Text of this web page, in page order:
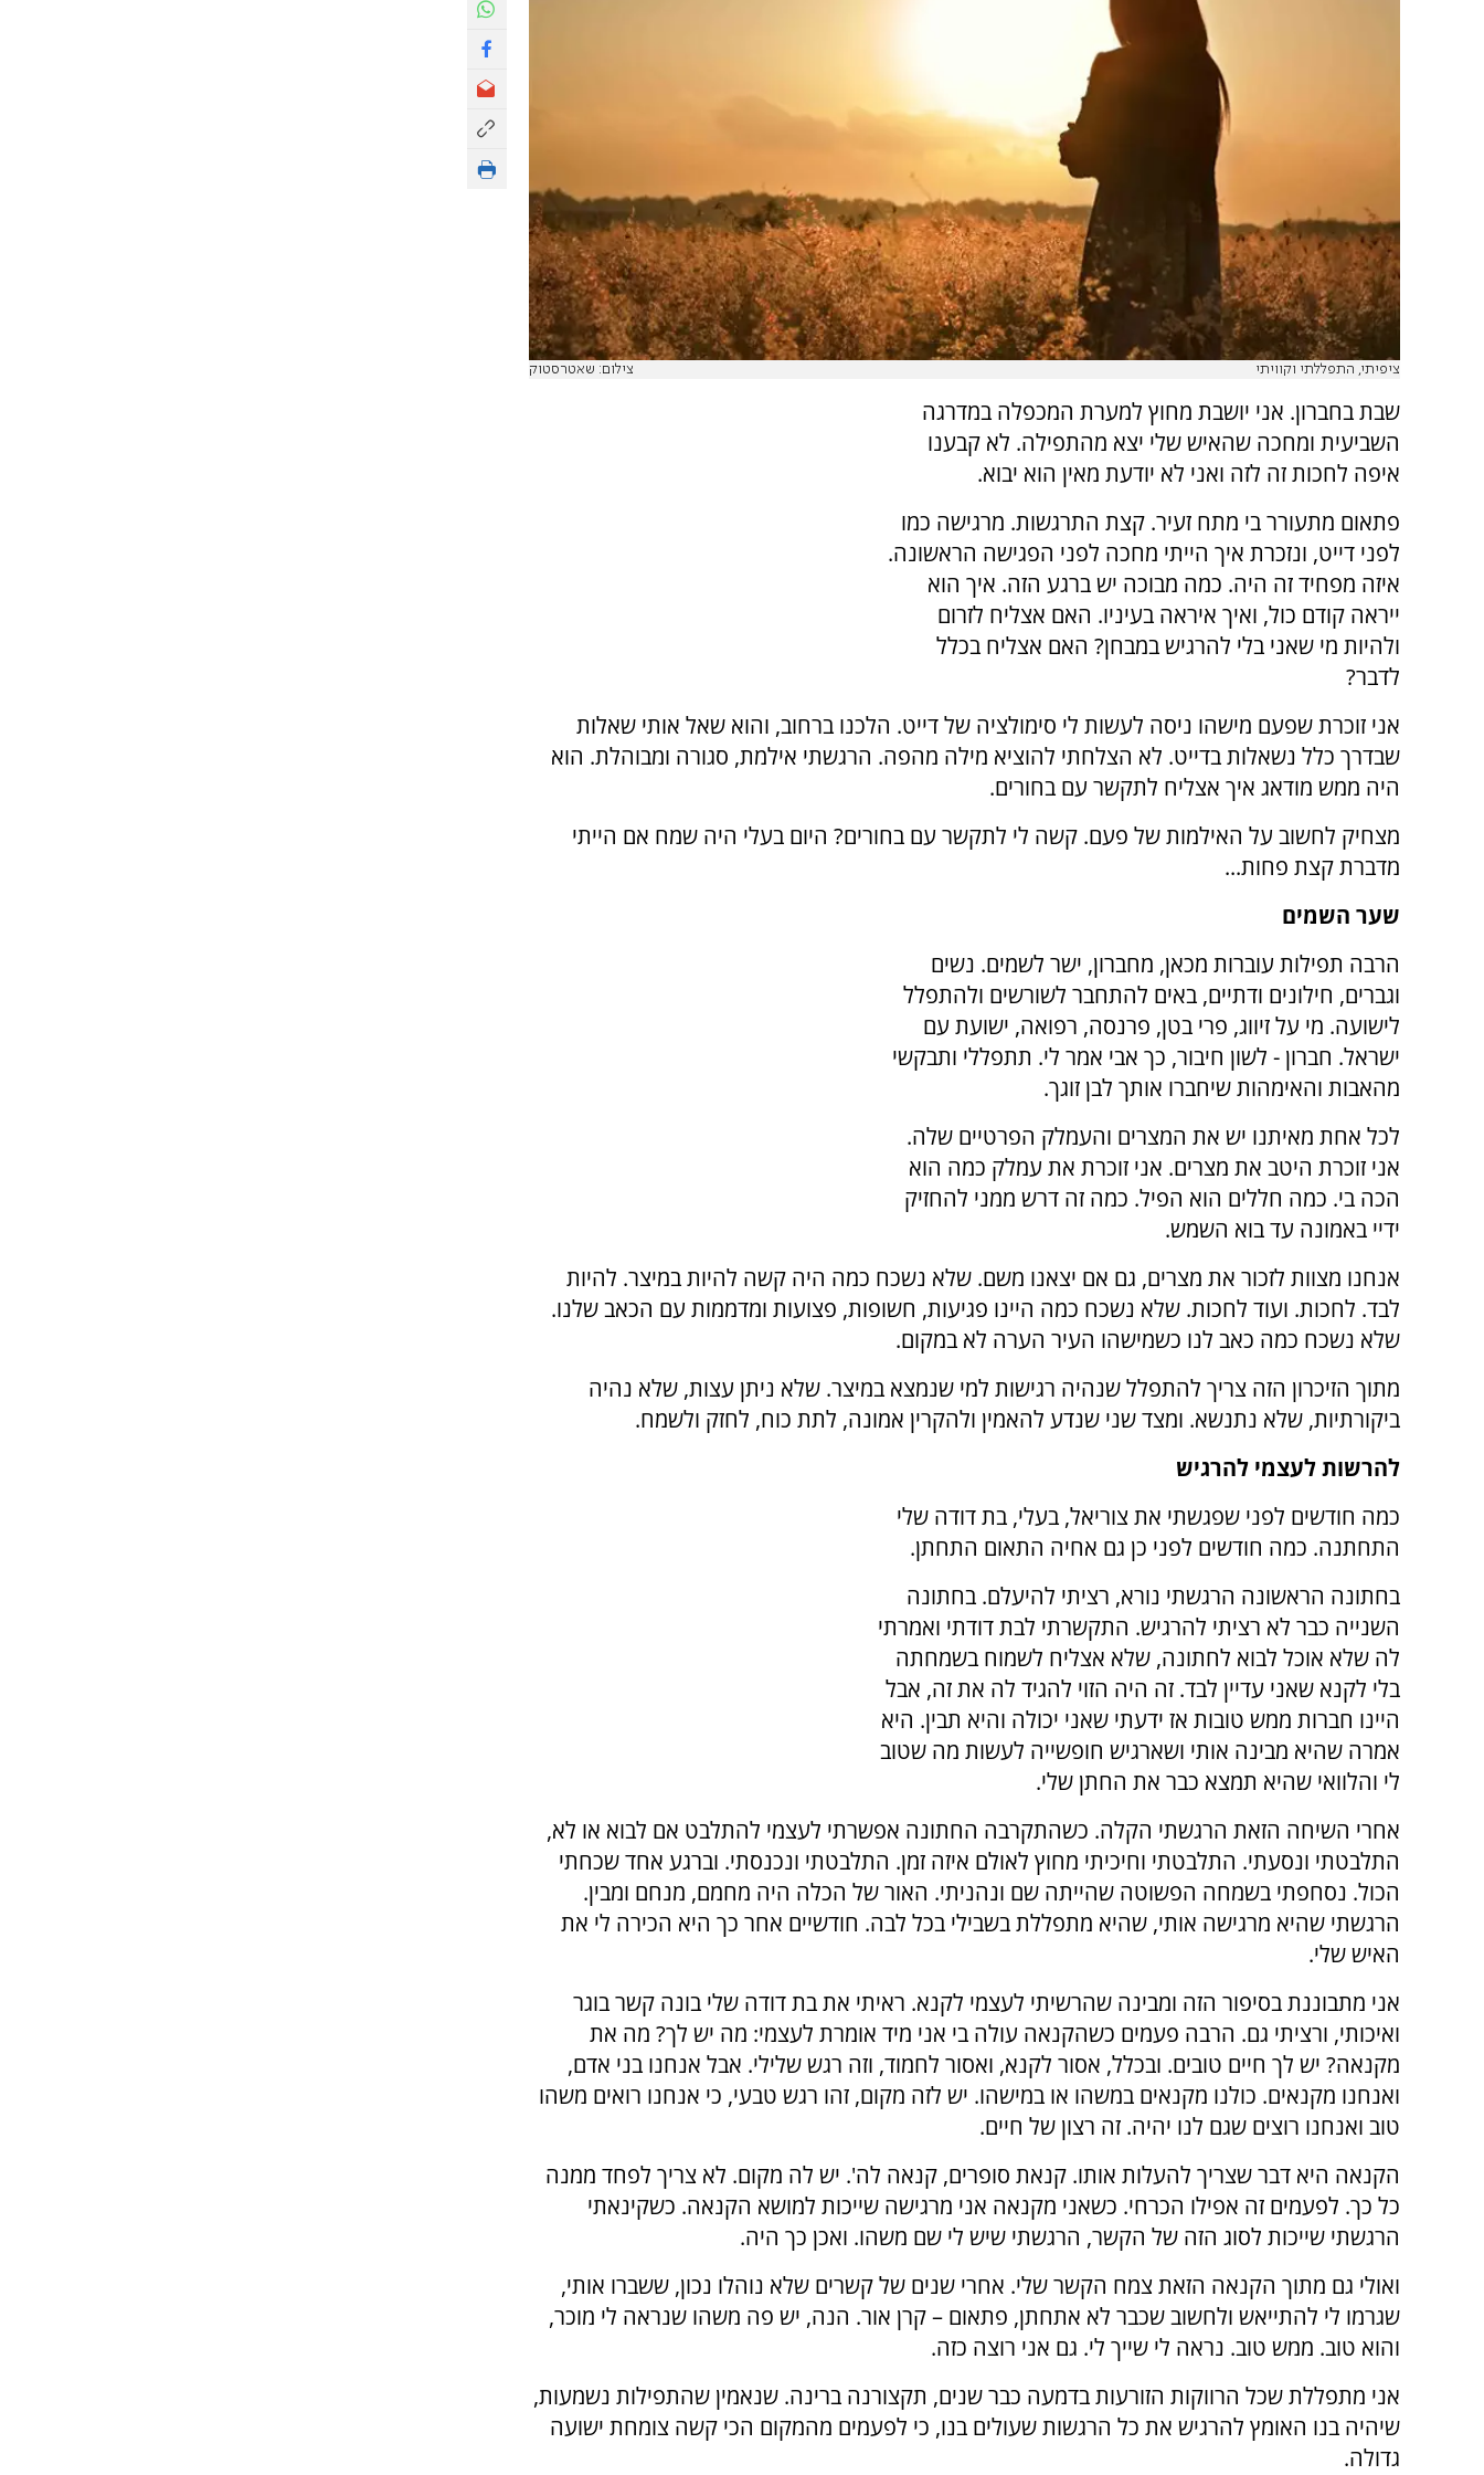
ציפיתי, התפללתי וקוויתי צילום: שאטרסטוק
שבת בחברון. אני יושבת מחוץ למערת המכפלה במדרגה
השביעית ומחכה שהאיש שלי יצא מהתפילה. לא קבענו
איפה לחכות זה לזה ואני לא יודעת מאין הוא יבוא.
פתאום מתעורר בי מתח זעיר. קצת התרגשות. מרגישה כמו
לפני דייט, ונזכרת איך הייתי מחכה לפני הפגישה הראשונה.
איזה מפחיד זה היה. כמה מבוכה יש ברגע הזה. איך הוא
ייראה קודם כול, ואיך איראה בעיניו. האם אצליח לזרום
ולהיות מי שאני בלי להרגיש במבחן? האם אצליח בכלל
לדבר?
אני זוכרת שפעם מישהו ניסה לעשות לי סימולציה של דייט. הלכנו ברחוב, והוא שאל אותי שאלות
שבדרך כלל נשאלות בדייט. לא הצלחתי להוציא מילה מהפה. הרגשתי אילמת, סגורה ומבוהלת. הוא
היה ממש מודאג איך אצליח לתקשר עם בחורים.
מצחיק לחשוב על האילמות של פעם. קשה לי לתקשר עם בחורים? היום בעלי היה שמח אם הייתי
מדברת קצת פחות...
שער השמים
הרבה תפילות עוברות מכאן, מחברון, ישר לשמים. נשים
וגברים, חילונים ודתיים, באים להתחבר לשורשים ולהתפלל
לישועה. מי על זיווג, פרי בטן, פרנסה, רפואה, ישועת עם
ישראל. חברון - לשון חיבור, כך אבי אמר לי. תתפללי ותבקשי
מהאבות והאימהות שיחברו אותך לבן זוגך.
לכל אחת מאיתנו יש את המצרים והעמלק הפרטיים שלה.
אני זוכרת היטב את מצרים. אני זוכרת את עמלק כמה הוא
הכה בי. כמה חללים הוא הפיל. כמה זה דרש ממני להחזיק
ידיי באמונה עד בוא השמש.
אנחנו מצוות לזכור את מצרים, גם אם יצאנו משם. שלא נשכח כמה היה קשה להיות במיצר. להיות
לבד. לחכות. ועוד לחכות. שלא נשכח כמה היינו פגיעות, חשופות, פצועות ומדממות עם הכאב שלנו.
שלא נשכח כמה כאב לנו כשמישהו העיר הערה לא במקום.
מתוך הזיכרון הזה צריך להתפלל שנהיה רגישות למי שנמצא במיצר. שלא ניתן עצות, שלא נהיה
ביקורתיות, שלא נתנשא. ומצד שני שנדע להאמין ולהקרין אמונה, לתת כוח, לחזק ולשמח.
להרשות לעצמי להרגיש
כמה חודשים לפני שפגשתי את צוריאל, בעלי, בת דודה שלי
התחתנה. כמה חודשים לפני כן גם אחיה התאום התחתן.
בחתונה הראשונה הרגשתי נורא, רציתי להיעלם. בחתונה
השנייה כבר לא רציתי להרגיש. התקשרתי לבת דודתי ואמרתי
לה שלא אוכל לבוא לחתונה, שלא אצליח לשמוח בשמחתה
בלי לקנא שאני עדיין לבד. זה היה הזוי להגיד לה את זה, אבל
היינו חברות ממש טובות אז ידעתי שאני יכולה והיא תבין. היא
אמרה שהיא מבינה אותי ושארגיש חופשייה לעשות מה שטוב
לי והלוואי שהיא תמצא כבר את החתן שלי.
אחרי השיחה הזאת הרגשתי הקלה. כשהתקרבה החתונה אפשרתי לעצמי להתלבט אם לבוא או לא,
התלבטתי ונסעתי. התלבטתי וחיכיתי מחוץ לאולם איזה זמן. התלבטתי ונכנסתי. וברגע אחד שכחתי
הכול. נסחפתי בשמחה הפשוטה שהייתה שם ונהניתי. האור של הכלה היה מחמם, מנחם ומבין.
הרגשתי שהיא מרגישה אותי, שהיא מתפללת בשבילי בכל לבה. חודשיים אחר כך היא הכירה לי את
האיש שלי.
אני מתבוננת בסיפור הזה ומבינה שהרשיתי לעצמי לקנא. ראיתי את בת דודה שלי בונה קשר בוגר
ואיכותי, ורציתי גם. הרבה פעמים כשהקנאה עולה בי אני מיד אומרת לעצמי: מה יש לך? מה את
מקנאה? יש לך חיים טובים. ובכלל, אסור לקנא, ואסור לחמוד, וזה רגש שלילי. אבל אנחנו בני אדם,
ואנחנו מקנאים. כולנו מקנאים במשהו או במישהו. יש לזה מקום, זהו רגש טבעי, כי אנחנו רואים משהו
טוב ואנחנו רוצים שגם לנו יהיה. זה רצון של חיים.
הקנאה היא דבר שצריך להעלות אותו. קנאת סופרים, קנאה לה'. יש לה מקום. לא צריך לפחד ממנה
כל כך. לפעמים זה אפילו הכרחי. כשאני מקנאה אני מרגישה שייכות למושא הקנאה. כשקינאתי
הרגשתי שייכות לסוג הזה של הקשר, הרגשתי שיש לי שם משהו. ואכן כך היה.
ואולי גם מתוך הקנאה הזאת צמח הקשר שלי. אחרי שנים של קשרים שלא נוהלו נכון, ששברו אותי,
שגרמו לי להתייאש ולחשוב שכבר לא אתחתן, פתאום – קרן אור. הנה, יש פה משהו שנראה לי מוכר,
והוא טוב. ממש טוב. נראה לי שייך לי. גם אני רוצה כזה.
אני מתפללת שכל הרווקות הזורעות בדמעה כבר שנים, תקצורנה ברינה. שנאמין שהתפילות נשמעות,
שיהיה בנו האומץ להרגיש את כל הרגשות שעולים בנו, כי לפעמים מהמקום הכי קשה צומחת ישועה
גדולה.